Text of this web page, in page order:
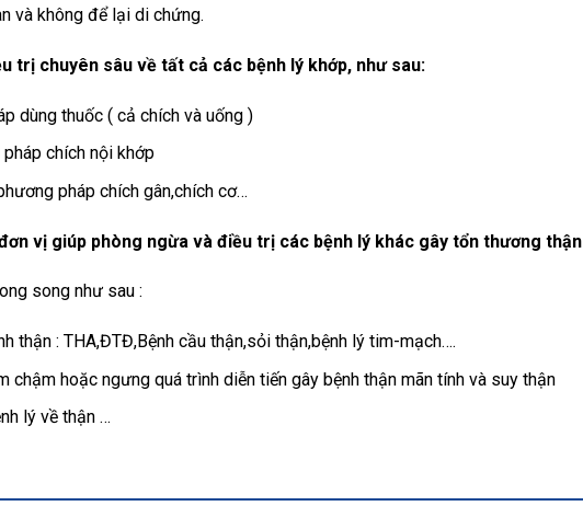
và không để lại di chứng.
trị chuyên sâu về tất cả các bệnh lý khớp, như sau:
dùng thuốc ( cả chích và uống )
chích nội khớp
pháp chích gân,chích cơ…
vị giúp phòng ngừa và điều trị các bệnh lý khác gây tổn thương thận
song như sau :
thận : THA,ĐTĐ,Bệnh cầu thận,sỏi thận,bệnh lý tim-mạch….
chậm hoặc ngưng quá trình diễn tiến gây bệnh thận mãn tính và suy thận
lý về thận …